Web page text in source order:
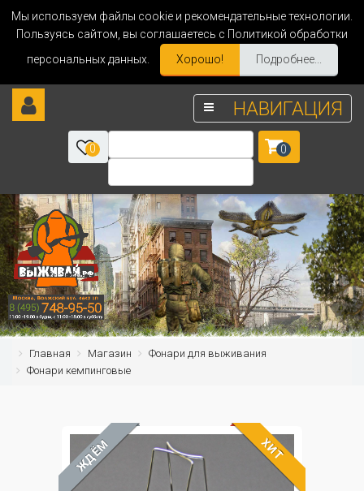
Мы используем файлы cookie и рекомендательные технологии.
Пользуясь сайтом, вы соглашаетесь с Политикой обработки
персональных данных.
Хорошо! Подробнее...
НАВИГАЦИЯ
0 0
Главная Магазин
Фонари для выживания
Фонари кемпинговые
ЖДЁМ ХИТ